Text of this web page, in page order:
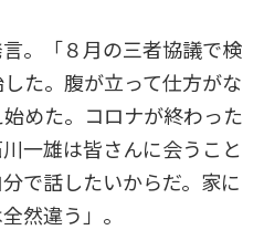
。「８月の三者協議で検
た。腹が立って仕方がな
めた。コロナが終わった
一雄は皆さんに会うこと
で話したいからだ。家に
然違う」。